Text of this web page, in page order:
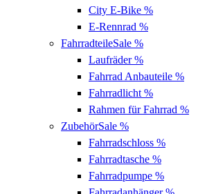
City E-Bike %
E-Rennrad %
FahrradteileSale %
Laufräder%
Fahrrad Anbauteile %
Fahrradlicht %
Rahmen für Fahrrad %
ZubehörSale %
Fahrradschloss %
Fahrradtasche %
Fahrradpumpe %